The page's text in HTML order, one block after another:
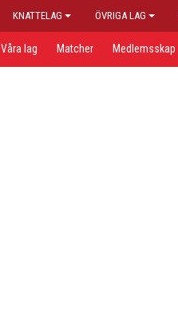
KNATTELAG ÖVRIGA LAG
Våra lag Matcher Medlemsskap